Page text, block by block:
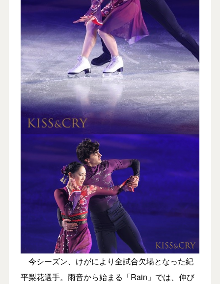
今シーズン、けがにより全試合欠場となった紀
平梨花選手。雨音から始まる「Rain」では、伸び